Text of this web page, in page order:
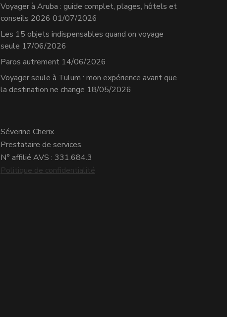
Voyager à Aruba : guide complet, plages, hôtels et
conseils 2026 01/07/2026
Les 15 objets indispensables quand on voyage
seule 17/06/2026
Paros autrement 14/06/2026
Voyager seule à Tulum : mon expérience avant que
la destination ne change 18/05/2026
Séverine Cherix
Prestataire de services
N° affilié AVS : 331.684.3
Politique de confidentialité